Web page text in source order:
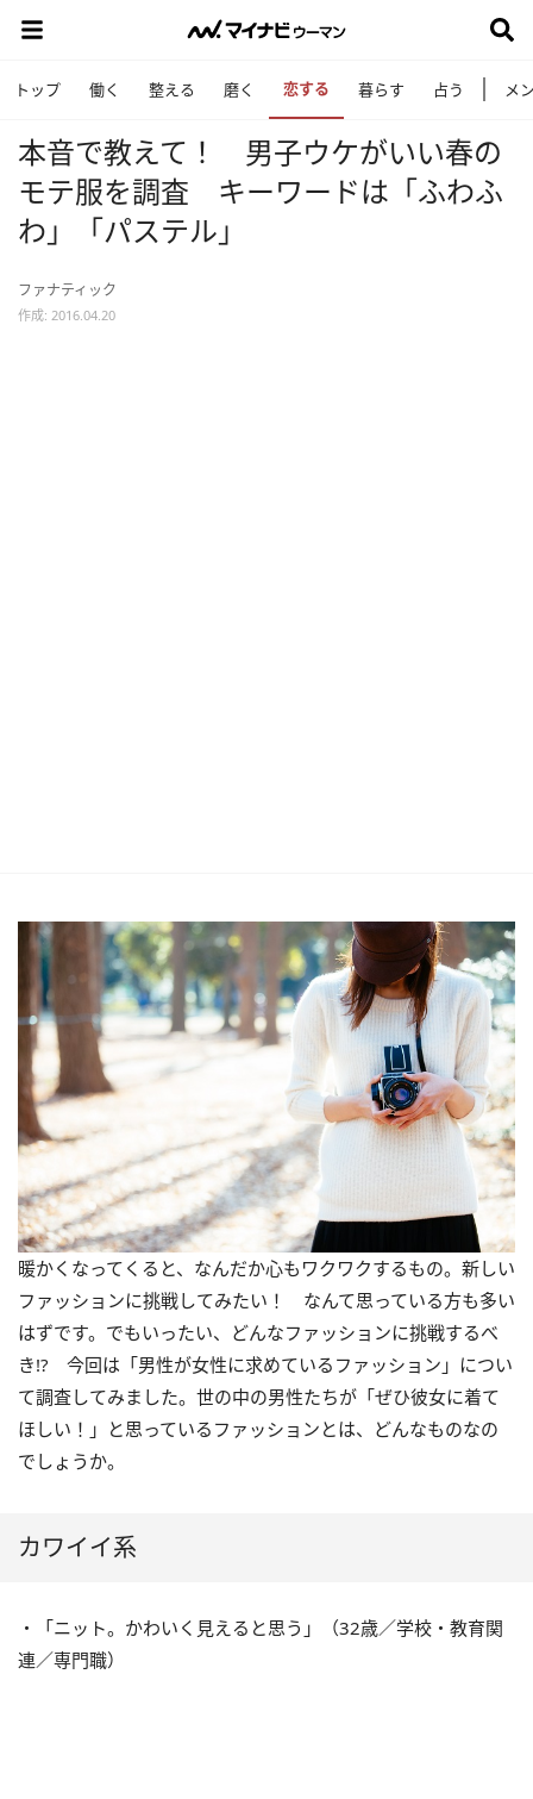
トップ 働く 整える 磨く 恋する 暮らす 占う メ
本音で教えて！ 男子ウケがいい春の
モテ服を調査 キーワードは「ふわふ
わ」「パステル」
ファナティック
作成: 2016.04.20
暖かくなってくると、なんだか心もワクワクするもの。新しい
ファッションに挑戦してみたい！ なんて思っている方も多い
はずです。でもいったい、どんなファッションに挑戦するべ
き!? 今回は「男性が女性に求めているファッション」につい
て調査してみました。世の中の男性たちが「ぜひ彼女に着て
ほしい！」と思っているファッションとは、どんなものなの
でしょうか。
カワイイ系
・「ニット。かわいく見えると思う」（32歳／学校・教育関
連／専門職）